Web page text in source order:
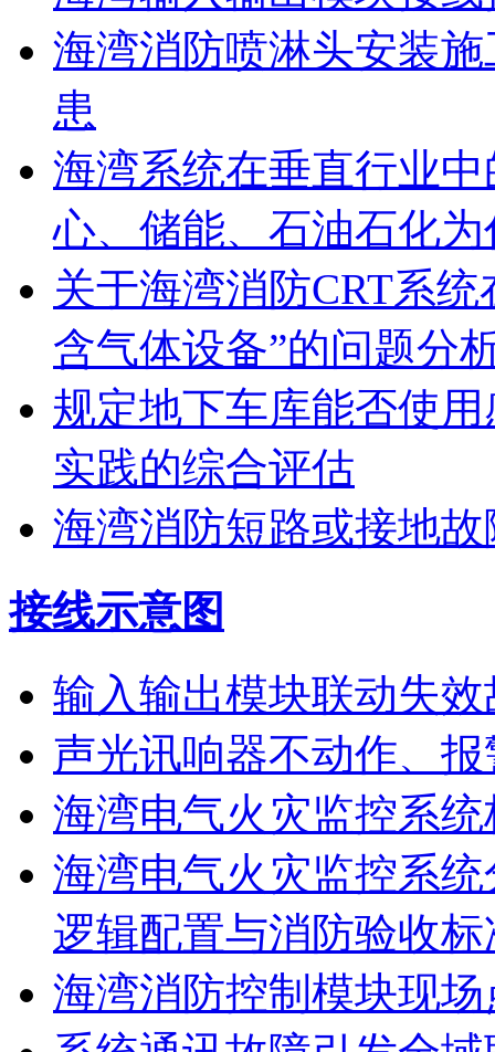
海湾消防喷淋头安装
患
海湾系统在垂直行业
心、储能、石油石化
关于海湾消防CRT系
含气体设备”的问题分
规定地下车库能否使
实践的综合评估
海湾消防短路或接地
接线示意图
输入输出模块联动失效
声光讯响器不动作、
海湾电气火灾监控系
海湾电气火灾监控系
逻辑配置与消防验收标
海湾消防控制模块现